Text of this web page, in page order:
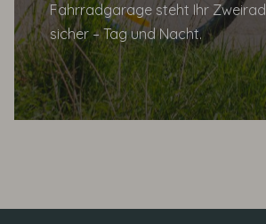
Fahrradgarage steht Ihr Zweirad
sicher – Tag und Nacht.